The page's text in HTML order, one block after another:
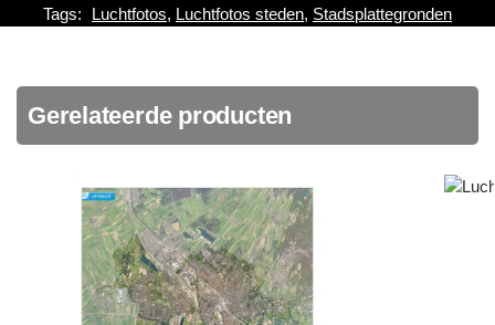
Tags:
Luchtfotos, Luchtfotos steden, Stadsplattegronden
Gerelateerde producten